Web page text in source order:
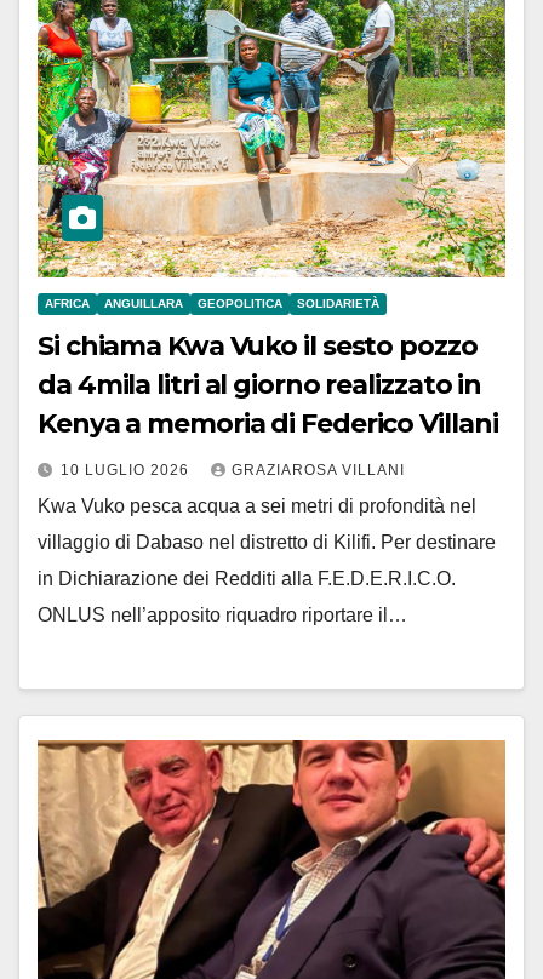
AFRICA ANGUILLARA GEOPOLITICA SOLIDARIETÀ
Si chiama Kwa Vuko il sesto pozzo
da 4mila litri al giorno realizzato in
Kenya a memoria di Federico Villani
10 LUGLIO 2026 GRAZIAROSA VILLANI
Kwa Vuko pesca acqua a sei metri di profondità nel
villaggio di Dabaso nel distretto di Kilifi. Per destinare
in Dichiarazione dei Redditi alla F.E.D.E.R.I.C.O.
ONLUS nell’apposito riquadro riportare il…